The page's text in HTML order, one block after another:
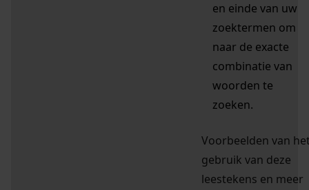
en einde van uw
zoektermen om
naar de exacte
combinatie van
woorden te
zoeken.
Voorbeelden van
gebruik van deze
leestekens en meer